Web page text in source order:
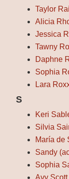
Taylor
Alicia
Jessica
Tawny
Daphne
Sophia
Lara
S
Keri
Silvia
María de
Sandy
Sophia
Avy Scott